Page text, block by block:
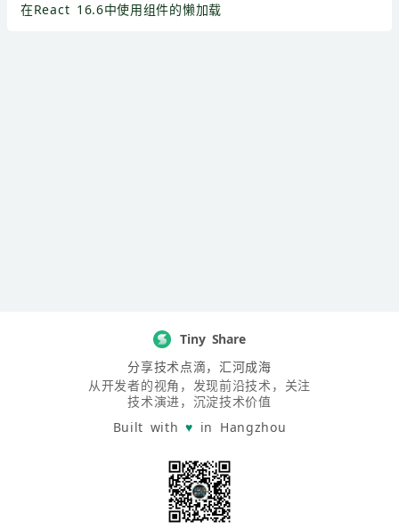
在React 16.6中使用组件的懒加载
Tiny Share
分享技术点滴，汇河成海
从开发者的视角，发现前沿技术，关注
技术演进，沉淀技术价值
Built with♥ in Hangzhou